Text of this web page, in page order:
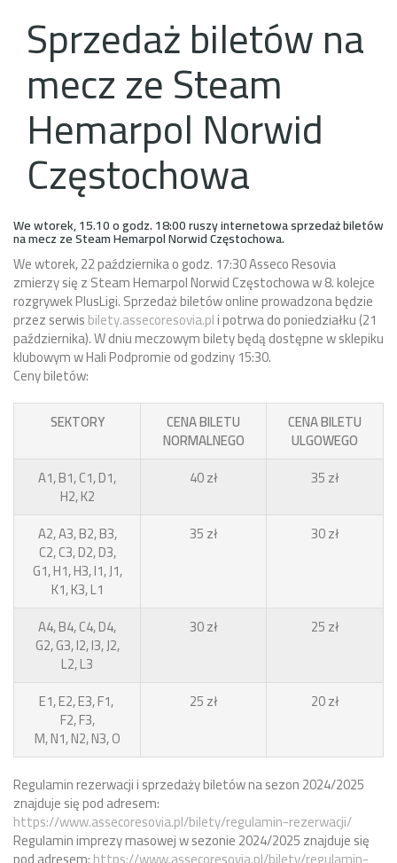
Sprzedaż biletów na
mecz ze Steam
Hemarpol Norwid
Częstochowa
We wtorek, 15.10 o godz. 18:00 ruszy internetowa sprzedaż biletów
na mecz zeSteam Hemarpol Norwid Częstochowa.
We wtorek, 22 października o godz. 17:30 Asseco Resovia
zmierzy się z Steam Hemarpol Norwid Częstochowa w 8. kolejce
rozgrywek PlusLigi.Sprzedaż biletów online prowadzona będzie
przez serwisbilety.assecoresovia.pli potrwa do poniedziałku (21
października). W dniu meczowym bilety będą dostępne w sklepiku
klubowym w Hali Podpromie od godziny 15:30.
Ceny biletów:
SEKTORY
CENA BILETU
NORMALNEGO
CENA BILETU
ULGOWEGO
A1, B1, C1, D1,
H2, K2
40 zł 35 zł
A2, A3, B2, B3,
C2, C3, D2, D3,
G1, H1, H3, I1, J1,
K1, K3, L1
35 zł 30 zł
A4, B4, C4, D4,
G2, G3, I2, I3, J2,
L2, L3
30 zł 25 zł
E1, E2, E3, F1,
F2, F3,
M, N1, N2, N3, O
25 zł 20 zł
Regulamin rezerwacji i sprzedaży biletów na sezon 2024/2025
znajduje się pod adresem:
https://www.assecoresovia.pl/bilety/regulamin-rezerwacji/
Regulamin imprezy masowej w sezonie 2024/2025 znajduje się